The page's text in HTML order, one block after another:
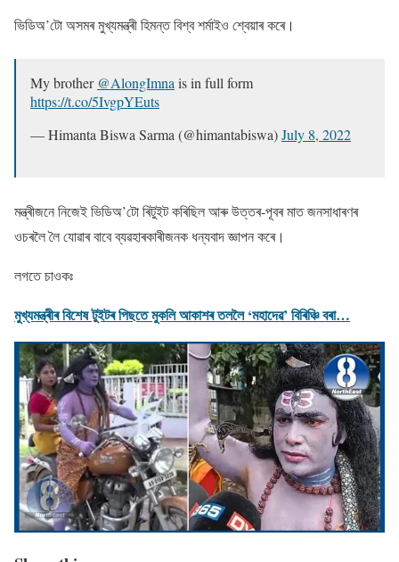
ভিডিঅ’টো অসমৰ মুখ্যমন্ত্ৰী হিমন্ত বিশ্ব শৰ্মাইও শ্বেয়াৰ কৰে।
My brother @AlongImna is in full form
https://t.co/5IvgpYEuts
— Himanta Biswa Sarma (@himantabiswa)July 8, 2022
মন্ত্ৰীজনে নিজেই ভিডিঅ’টো ৰিটুইট কৰিছিল আৰু উত্তৰ-পূবৰ মাত জনসাধাৰণৰ
ওচৰলৈ লৈ যোৱাৰ বাবে ব্যৱহাৰকাৰীজনক ধন্যবাদ জ্ঞাপন কৰে।
লগতে চাওকঃ
মুখ্যমন্ত্ৰীৰ বিশেষ টুইটৰ পিছতে মুকলি আকাশৰ তললৈ ‘মহাদেৱ’ বিৰিঞ্চি বৰা…